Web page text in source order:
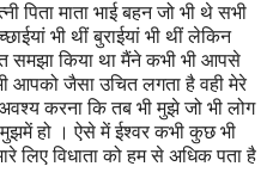
पिता माता भाई बहन जो भी थे सभी
भी थीं बुराईयां भी थीं लेकिन
समझा किया था मैंने कभी भी आपसे
आपको जैसा उचित लगता है वही मेरे
करना कि तब भी मुझे जो भी लोग
हो । ऐसे में ईश्वर कभी कुछ भी
लिए विधाता को हम से अधिक पता है